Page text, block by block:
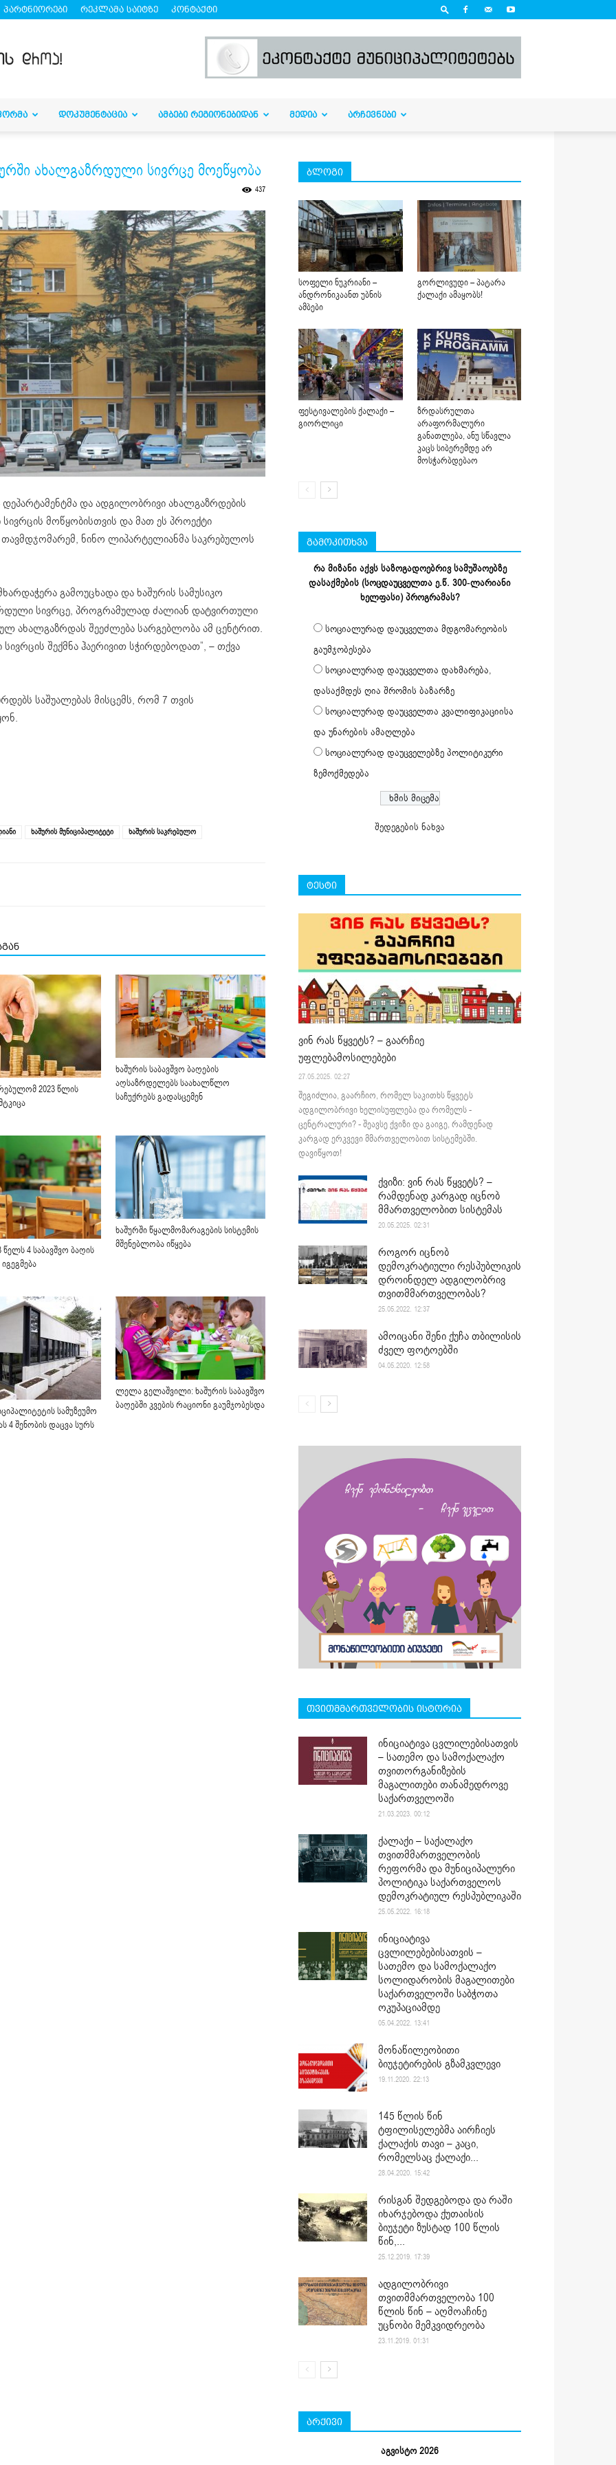
პარტნიორები რეკლამა საიტზე კონტაქტი
ᲓᲝᲙᲣᲛᲔᲜᲢᲐᲪᲘᲐ ᲐᲛᲑᲔᲑᲘ ᲠᲔᲒᲘᲝᲜᲔᲑᲘᲓᲐᲜ ᲛᲔᲓᲘᲐ ᲐᲠᲩᲔᲕᲜᲔᲑᲘ
ახალგაზრდული სივრცე მოეწყობა
437
და ადგილობრივი ახალგაზრდების
მოწყობისთვის და მათ ეს პროექტი
თავმდჯომარემ, ნინო ლიპარტელიანმა საკრებულოს
გამოუცხადა და ხაშურის სამუსიკო
სივრცე, პროგრამულად ძალიან დატვირთული
ახალგაზრდას შეეძლება სარგებლობა ამ ცენტრით.
შექმნა ჰაერივით სჭირდებოდათ”, – თქვა
საშუალებას მისცემს, რომ 7 თვის
ხაშურის მუნიციპალიტეტი ხაშურის საკრებულო
2023 წლის
ხაშურის საბავშვო ბაღების
აღსაზრდელებს საახალწლო
საჩუქრებს გადასცემენ
წელს 4 საბავშვო ბაღის
ხაშურში წყალმომარაგების სისტემის
მშენებლობა იწყება
სამუზეუმო
4 შენობის დაცვა სურს
ლელა გელაშვილი: ხაშურის საბავშვო
ბაღებში კვების რაციონი გაუმჯობესდა
ბლოგი
სოფელი ნუკრიანი –
ანდრონიკაანთ უბნის
ამბები
გორლივუდი – პატარა
ქალაქი ამაყობს!
ფესტივალების ქალაქი –
გიორლიცი
ზრდასრულთა
არაფორმალური
განათლება, ანუ სწავლა
კაცს სიბერემდე არ
მოსჭარბდებაო
გამოკითხვა
რა მიზანი აქვს საზოგადოებრივ სამუშაოებზე
დასაქმების (სოცდაუცველთა ე.წ. 300-ლარიანი
ხელფასი) პროგრამას?
სოციალურად დაუცველთა მდგომარეობის
გაუმჯობესება
სოციალურად დაუცველთა დახმარება,
დასაქმდეს ღია შრომის ბაზარზე
სოციალურად დაუცველთა კვალიფიკაციისა
და უნარების ამაღლება
სოციალურად დაუცველებზე პოლიტიკური
ზემოქმედება
შედეგების ნახვა
ტესტი
ვინ რას წყვეტს? – გაარჩიე
უფლებამოსილებები
27.05.2025. 02:27
შეგიძლია, გაარჩიო, რომელ საკითხს წყვეტს
ადგილობრივი ხელისუფლება და რომელს -
ცენტრალური? - შეავსე ქვიზი და გაიგე, რამდენად
კარგად ერკვევი მმართველობით სისტემებში.
დავიწყოთ!
ქვიზი: ვინ რას წყვეტს? –
რამდენად კარგად იცნობ
მმართველობით სისტემას
20.05.2025. 02:31
როგორ იცნობ
დემოკრატიული რესპუბლიკის
დროინდელ ადგილობრივ
თვითმმართველობას?
25.05.2022. 12:37
ამოიცანი შენი ქუჩა თბილისის
ძველ ფოტოებში
04.05.2020. 12:58
თვითმმართველობის ისტორია
ინიციატივა ცვლილებისათვის
– სათემო და სამოქალაქო
თვითორგანიზების
მაგალითები თანამედროვე
საქართველოში
21.03.2023. 00:12
ქალაქი – საქალაქო
თვითმმართველობის
რეფორმა და მუნიციპალური
პოლიტიკა საქართველოს
დემოკრატიულ რესპუბლიკაში
25.05.2022. 16:18
ინიციატივა
ცვლილებებისათვის –
სათემო და სამოქალაქო
სოლიდარობის მაგალითები
საქართველოში საბჭოთა
ოკუპაციამდე
05.04.2022. 13:41
მონაწილეობითი
ბიუჯეტირების გზამკვლევი
19.11.2020. 22:13
145 წლის წინ
ტფილისელებმა აირჩიეს
ქალაქის თავი – კაცი,
რომელსაც ქალაქი...
28.04.2020. 15:42
რისგან შედგებოდა და რაში
იხარჯებოდა ქუთაისის
ბიუჯეტი ზუსტად 100 წლის
წინ,...
25.12.2019. 17:39
ადგილობრივი
თვითმმართველობა 100
წლის წინ – აღმოაჩინე
უცნობი მემკვიდრეობა
23.11.2019. 01:31
არქივი
აგვისტო 2026